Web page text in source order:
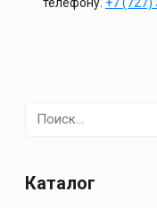
телефону. +7 (727)
Найти:
Каталог